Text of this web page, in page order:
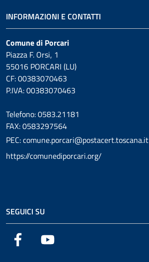
INFORMAZIONI E CONTATTI
Comune di Porcari
Piazza F. Orsi, 1
55016 PORCARI (LU)
CF: 00383070463
P.IVA: 00383070463
Telefono: 0583.21181
FAX: 0583297564
PEC: comune.porcari@postacert.toscana.it
https://comunediporcari.org/
SEGUICI SU
Facebook